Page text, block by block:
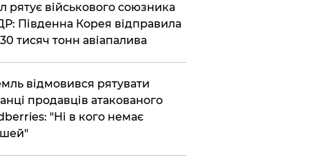
рятує військового союзника
Південна Корея відправила
тисяч тонн авіапалива
відмовився рятувати
продавців атакованого
"Ні в кого немає